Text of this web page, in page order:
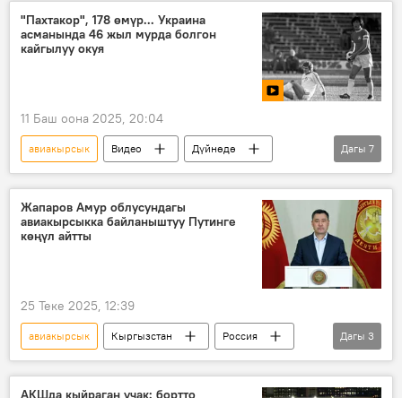
Ильхам Алиев
"Пахтакор", 178 өмүр... Украина
асманында 46 жыл мурда болгон
кайгылуу окуя
11 Баш оона 2025, 20:04
авиакырсык Видео
Дүйнөдө
Өзбекстан
Украина
Беларусь
Молдова
Днепродзержинск
"Пахтакор" командасы
Дагы 7
Жапаров Амур облусундагы
авиакырсыкка байланыштуу Путинге
көңүл айтты
25 Теке 2025, 12:39
авиакырсык Кыргызстан
Россия
Садыр Жапаров
Владимир Путин
көңүл айтуу
Дагы 3
АКШда кыйраган учак: бортто